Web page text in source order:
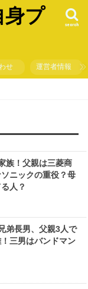
身プ
search
せ 運営者情報
族！父親は三菱商
ニックの重役？母
人？
弟長男、父親3人で
三男はバンドマン